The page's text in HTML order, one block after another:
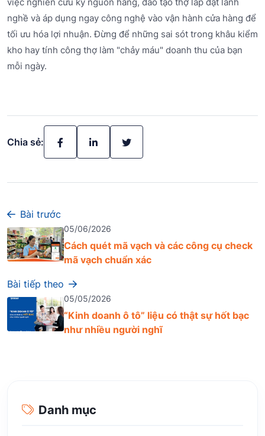
nghề và áp dụng ngay công nghệ vào vận hành cửa hàng để
tối ưu hóa lợi nhuận. Đừng để những sai sót trong khâu kiểm
kho hay tính công thợ làm "chảy máu" doanh thu của bạn
mỗi ngày.
Chia sẻ:
Bài trước
05/06/2026
Cách quét mã vạch và các công cụ check
mã vạch chuẩn xác
Bài tiếp theo
05/05/2026
“Kinh doanh ô tô” liệu có thật sự hốt bạc
như nhiều người nghĩ
Danh mục